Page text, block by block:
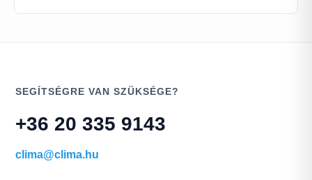
SEGÍTSÉGRE VAN SZÜKSÉGE?
+36 20 335 9143
clima@clima.hu